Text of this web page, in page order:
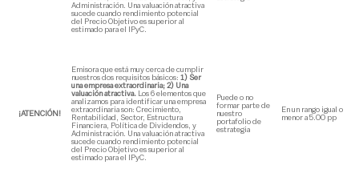
Administración. Una valuación atractiva
sucede cuando rendimiento potencial
del Precio Objetivo es superior al
estimado para el IPyC.
¡ATENCIÓN!
Emisora que está muy cerca de cumplir
nuestros dos requisitos básicos: 1) Ser
una empresa extraordinaria; 2) Una
valuación atractiva. Los 6 elementos que
analizamos para identificar una empresa
extraordinaria son: Crecimiento,
Rentabilidad, Sector, Estructura
Financiera, Política de Dividendos, y
Administración. Una valuación atractiva
sucede cuando rendimiento potencial
del Precio Objetivo es superior al
estimado para el IPyC.
Puede o no
formar parte de
nuestro
portafolio de
estrategia
En un rango igual o
menor a 5.00 pp